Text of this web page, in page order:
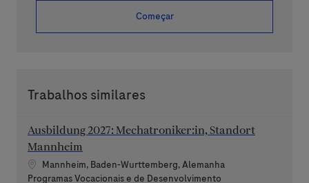
Começar
Trabalhos similares
Ausbildung 2027: Mechatroniker:in, Standort
Mannheim
Localização
Mannheim, Baden-Wurttemberg, Alemanha
Categoria
Programas Vocacionais e de Desenvolvimento